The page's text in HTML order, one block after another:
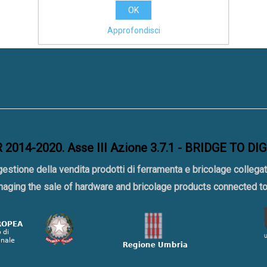
2014-2020. Asse III Azione 3.7.1 - BRIDGE TO
della vendita prodotti di ferramenta e bricolage
the sale of hardware and bricolage products connected
OK
Approfondisci